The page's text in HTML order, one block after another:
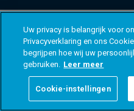
Uw privacy is belangrijk voor
Privacyverklaring en ons
begrijpen hoe wij uw
gebruiken. Leer meer
Cookie-instellingen